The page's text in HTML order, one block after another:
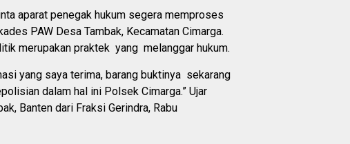
aparat penegak hukum segera memproses
PAW Desa Tambak, Kecamatan Cimarga.
merupakan praktek yang melanggar hukum.
yang saya terima, barang buktinya sekarang
dalam hal ini Polsek Cimarga.” Ujar
Banten dari Fraksi Gerindra, Rabu